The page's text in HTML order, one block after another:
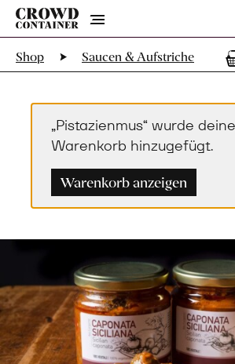
Menu
Shop Saucen & Aufstriche
„Pistazienmus“ wurde
Warenkorb hinzugefügt.
Warenkorb anzeigen